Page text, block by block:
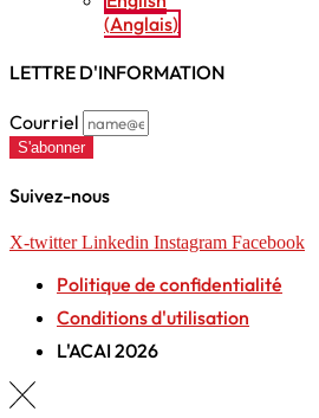
(Anglais)
LETTRE D'INFORMATION
Courriel
S'abonner
Suivez-nous
X-twitter Linkedin Instagram Facebook
Politique de confidentialité
Conditions d'utilisation
L'ACAI 2026